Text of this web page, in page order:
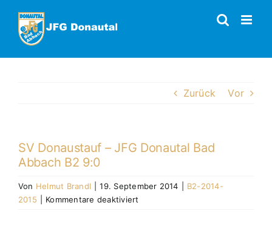
Inhalt
springen
Zurück Vor
SV Donaustauf – JFG Donautal Bad
Abbach B2 9:0
Von Helmut Brandl 19. September 2014
B2-2014-
2015
Kommentare deaktiviert